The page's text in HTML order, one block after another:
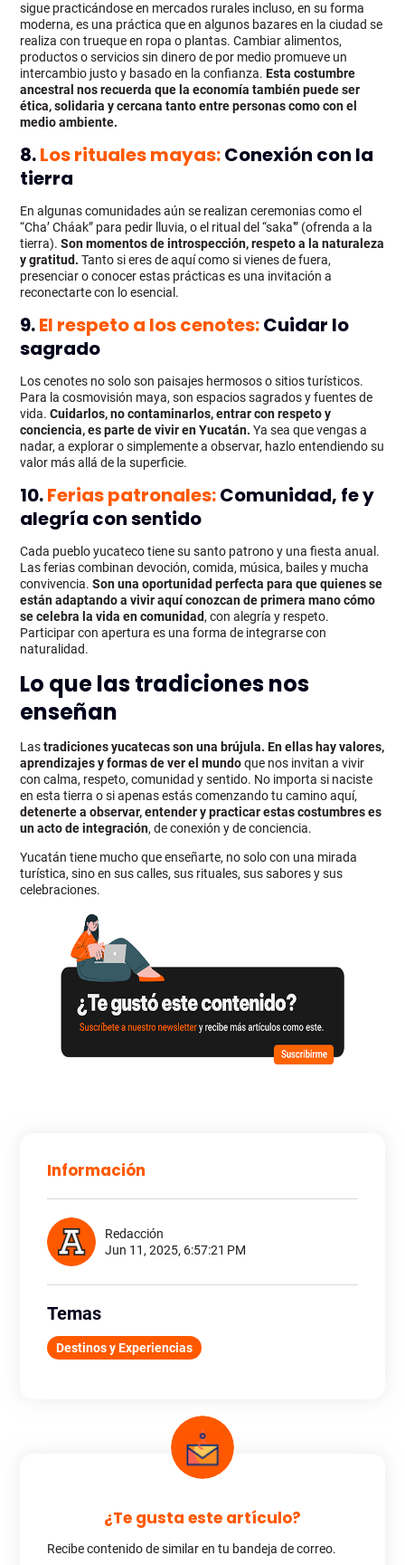
sigue practicándose en mercados rurales incluso, en su forma
moderna, es una práctica que en algunos bazares en la ciudad se
realiza con trueque en ropa o plantas. Cambiar alimentos,
productos o servicios sin dinero de por medio promueve un
intercambio justo y basado en la confianza.Esta costumbre
ancestral nos recuerda que la economía también puede ser
ética, solidaria y cercana tanto entre personas como con el
medio ambiente.
8.Los rituales mayas:Conexión con la
tierra
En algunas comunidades aún se realizan ceremonias como el
“Cha’ Cháak” para pedir lluvia, o el ritual del “saka'” (ofrenda a la
tierra).Son momentos de introspección, respeto a la naturaleza
y gratitud.Tanto si eres de aquí como si vienes de fuera,
presenciar o conocer estas prácticas es una invitación a
reconectarte con lo esencial.
9.El respeto a los cenotes:Cuidar lo
sagrado
Los cenotes no solo son paisajes hermosos o sitios turísticos.
Para la cosmovisión maya, son espacios sagrados y fuentes de
vida.Cuidarlos, no contaminarlos, entrar con respeto y
conciencia, es parte de vivir en Yucatán. Ya sea que vengas a
nadar, a explorar o simplemente a observar, hazlo entendiendo su
valor más allá de la superficie.
10.Ferias patronales:Comunidad, fe y
alegría con sentido
Cada pueblo yucateco tiene su santo patrono y una fiesta anual.
Las ferias combinan devoción, comida, música, bailes y mucha
convivencia.Son una oportunidad perfecta para que quienes se
están adaptando a vivir aquí conozcan de primera mano cómo
se celebra la vida en comunidad, con alegría y respeto.
Participar con apertura es una forma de integrarse con
naturalidad.
Lo que las tradiciones nos
enseñan
Lastradiciones yucatecas son una brújula. En ellas hay valores,
aprendizajes y formas de ver el mundoque nos invitan a vivir
con calma, respeto, comunidad y sentido. No importa si naciste
en esta tierra o si apenas estás comenzando tu camino aquí,
detenerte a observar, entender y practicar estas costumbres es
un acto de integración, de conexión y de conciencia.
Yucatán tiene mucho que enseñarte, no solo con una mirada
turística, sino en sus calles, sus rituales, sus sabores y sus
celebraciones.
Información
Redacción
Jun 11, 2025, 6:57:21 PM
Temas
Destinos y Experiencias
¿Te gusta este artículo?
Recibe contenido de similar en tu bandeja de correo.